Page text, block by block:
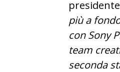
più a
con Sony
team
seconda